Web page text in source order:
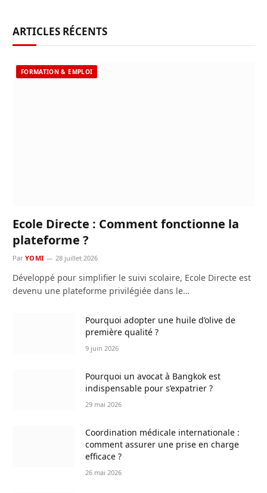
ARTICLES RÉCENTS
FORMATION & EMPLOI
Ecole Directe : Comment fonctionne la
plateforme ?
Par YOMI 28 juillet 2026
Développé pour simplifier le suivi scolaire, Ecole Directe est
devenu une plateforme privilégiée dans le…
Pourquoi adopter une huile d’olive de
première qualité ?
9 juin 2026
Pourquoi un avocat à Bangkok est
indispensable pour s’expatrier ?
29 mai 2026
Coordination médicale internationale :
comment assurer une prise en charge
efficace ?
26 mai 2026